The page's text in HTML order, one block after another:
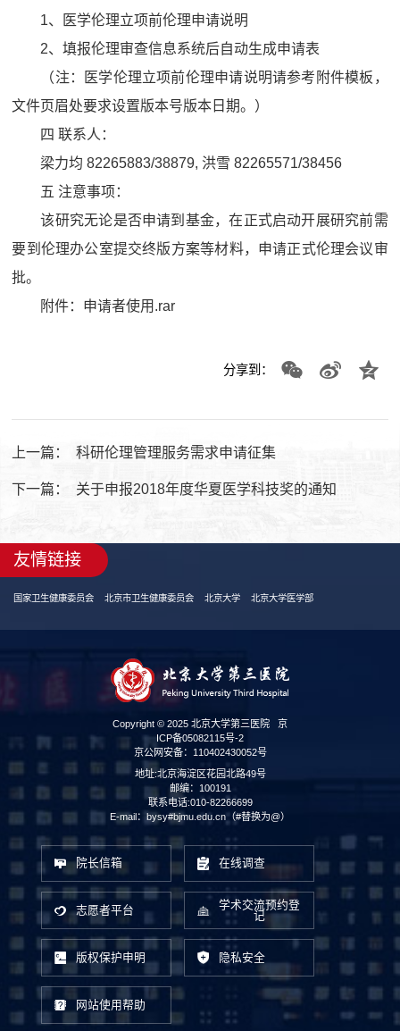
1、医学伦理立项前伦理申请说明
2、填报伦理审查信息系统后自动生成申请表
（注：医学伦理立项前伦理申请说明请参考附件模板，
文件页眉处要求设置版本号版本日期。）
四 联系人：
梁力均 82265883/38879, 洪雪 82265571/38456
五 注意事项：
该研究无论是否申请到基金，在正式启动开展研究前需
要到伦理办公室提交终版方案等材料，申请正式伦理会议审
批。
附件： 申请者使用.rar
分享到：
上一篇： 科研伦理管理服务需求申请征集
下一篇： 关于申报2018年度华夏医学科技奖的通知
友情链接
国家卫生健康委员会 北京市卫生健康委员会 北京大学 北京大学医学部
Copyright © 2025 北京大学第三医院 京
ICP备05082115号-2
京公网安备：110402430052号
地址:北京海淀区花园北路49号
邮编：100191
联系电话:010-82266699
E-mail：bysy#bjmu.edu.cn（#替换为@）
院长信箱 在线调查
志愿者平台
学术交流预约登
记
版权保护申明 隐私安全
网站使用帮助